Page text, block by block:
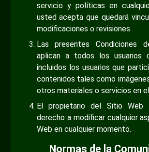
servicio y políticas en
usted acepta que quedará
modificaciones o revisiones.
Las presentes Condiciones
aplican a todos los usuarios
incluidos los usuarios que
contenidos tales como
otros materiales o servicios en
El propietario del Sitio Web
derecho a modificar cualquier
Web en cualquier momento.
Normas de la